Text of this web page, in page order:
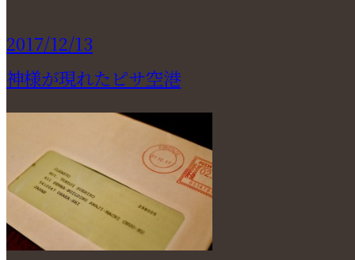
2017/12/13
神様が現れたピサ空港